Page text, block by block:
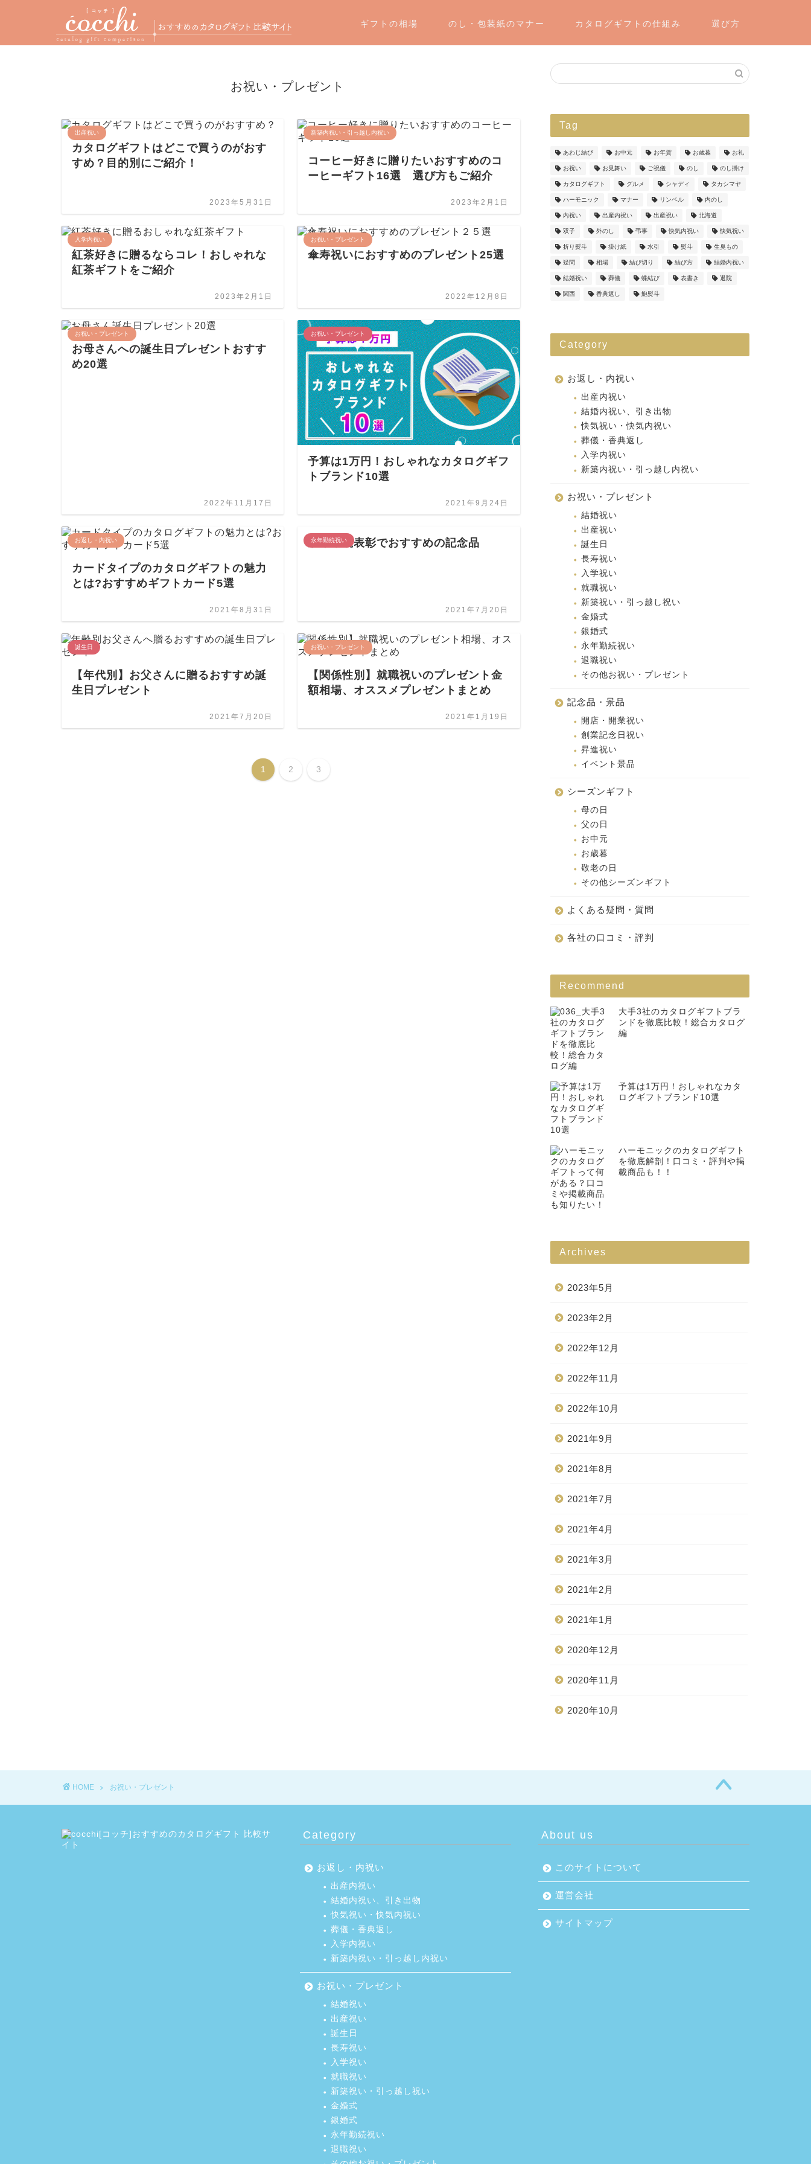
ギフトの相場 のし・包装紙のマナー カタログギフトの仕組み 選び方
お祝い・プレゼント
出産祝い
カタログギフトはどこで買うのがおす
すめ？目的別にご紹介！
2023年5月31日
新築内祝い・引っ越し内祝い
コーヒー好きに贈りたいおすすめのコ
ーヒーギフト16選 選び方もご紹介
2023年2月1日
入学内祝い
紅茶好きに贈るならコレ！おしゃれな
紅茶ギフトをご紹介
2023年2月1日
お祝い・プレゼント
傘寿祝いにおすすめのプレゼント25選
2022年12月8日
お祝い・プレゼント
お母さんへの誕生日プレゼントおすす
め20選
2022年11月17日
お祝い・プレゼント
予算は1万円！おしゃれなカタログギフ
トブランド10選
2021年9月24日
お返し・内祝い
カードタイプのカタログギフトの魅力
とは?おすすめギフトカード5選
2021年8月31日
永年勤続祝い
永年勤続表彰でおすすめの記念品
2021年7月20日
誕生日
【年代別】お父さんに贈るおすすめ誕
生日プレゼント
2021年7月20日
お祝い・プレゼント
【関係性別】就職祝いのプレゼント金
額相場、オススメプレゼントまとめ
2021年1月19日
1 2 3
Tag
あわじ結び お中元 お年賀 お歳暮 お礼
お祝い お見舞い ご祝儀 のし のし掛け
カタログギフト グルメ シャディ タカシマヤ
ハーモニック マナー リンベル 内のし
内祝い 出産内祝い 出産祝い 北海道
双子 外のし 弔事 快気内祝い 快気祝い
折り熨斗 掛け紙 水引 熨斗 生臭もの
疑問 相場 結び切り 結び方 結婚内祝い
結婚祝い 葬儀 蝶結び 表書き 退院
関西 香典返し 鮑熨斗
Category
お返し・内祝い
出産内祝い
結婚内祝い、引き出物
快気祝い・快気内祝い
葬儀・香典返し
入学内祝い
新築内祝い・引っ越し内祝い
お祝い・プレゼント
結婚祝い
出産祝い
誕生日
長寿祝い
入学祝い
就職祝い
新築祝い・引っ越し祝い
金婚式
銀婚式
永年勤続祝い
退職祝い
その他お祝い・プレゼント
記念品・景品
開店・開業祝い
創業記念日祝い
昇進祝い
イベント景品
シーズンギフト
母の日
父の日
お中元
お歳暮
敬老の日
その他シーズンギフト
よくある疑問・質問
各社の口コミ・評判
Recommend
大手3社のカタログギフトブラ
ンドを徹底比較！総合カタログ
編
予算は1万円！おしゃれなカタ
ログギフトブランド10選
ハーモニックのカタログギフト
を徹底解剖！口コミ・評判や掲
載商品も！！
Archives
2023年5月
2023年2月
2022年12月
2022年11月
2022年10月
2021年9月
2021年8月
2021年7月
2021年4月
2021年3月
2021年2月
2021年1月
2020年12月
2020年11月
2020年10月
HOME お祝い・プレゼント
Category
お返し・内祝い
出産内祝い
結婚内祝い、引き出物
快気祝い・快気内祝い
葬儀・香典返し
入学内祝い
新築内祝い・引っ越し内祝い
お祝い・プレゼント
結婚祝い
出産祝い
誕生日
長寿祝い
入学祝い
就職祝い
新築祝い・引っ越し祝い
金婚式
銀婚式
永年勤続祝い
退職祝い
About us
このサイトについて
運営会社
サイトマップ